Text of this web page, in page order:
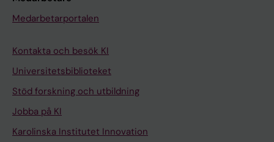
Medarbetarportalen
Kontakta och besök KI
Universitetsbiblioteket
Stöd forskning och utbildning
Jobba på KI
Karolinska Institutet Innovation